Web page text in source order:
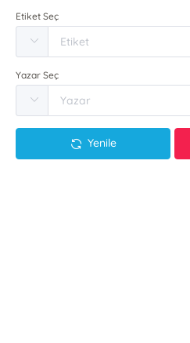
Etiket Seç
Yazar Seç
Yenile